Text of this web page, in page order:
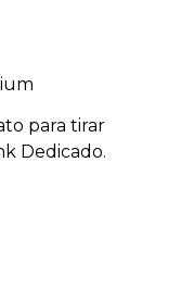
para tirar
Dedicado.